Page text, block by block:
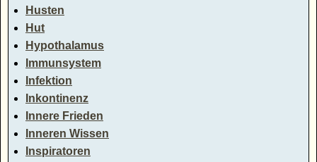
Husten
Hut
Hypothalamus
Immunsystem
Infektion
Inkontinenz
Innere Frieden
Inneren Wissen
Inspiratoren